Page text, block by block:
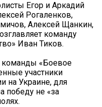
Егор и Аркадий
Рогаленков,
Алексей Щанкин,
команду
Иван Тиков.
команды «Боевое
участники
на Украине, для
победу не «за